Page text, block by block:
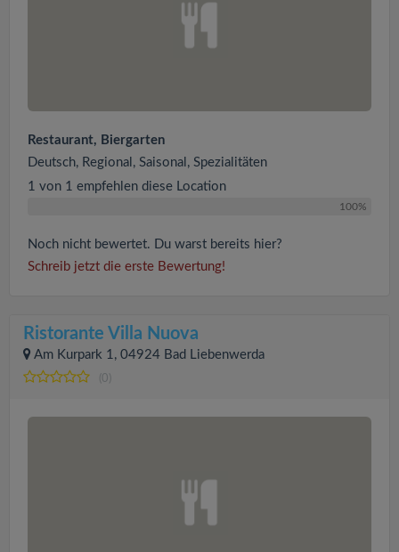
Restaurant, Biergarten
Deutsch, Regional, Saisonal, Spezialitäten
1 von 1 empfehlen diese Location
100%
Noch nicht bewertet. Du warst bereits hier?
Schreib jetzt die erste Bewertung!
Ristorante Villa Nuova
Am Kurpark 1, 04924 Bad Liebenwerda
(0)